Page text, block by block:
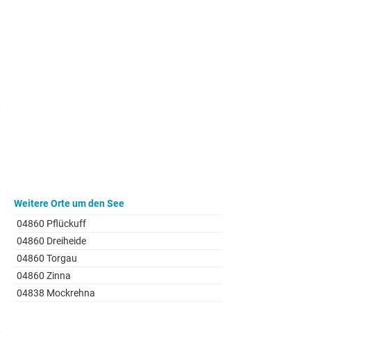
Weitere Orte um den See
04860 Pflückuff
04860 Dreiheide
04860 Torgau
04860 Zinna
04838 Mockrehna